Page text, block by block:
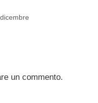
un commento.